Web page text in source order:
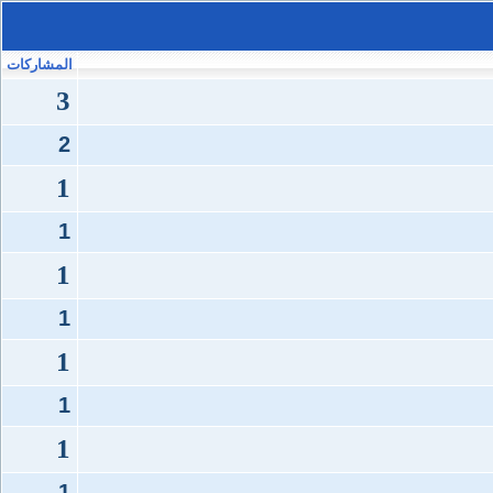
المشاركات
3
2
1
1
1
1
1
1
1